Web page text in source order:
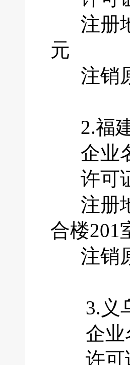
注册地
元
注销原
2.福建
企业名
许可证
注册地
合楼201
注销原
3.义乌
企业名
许可证